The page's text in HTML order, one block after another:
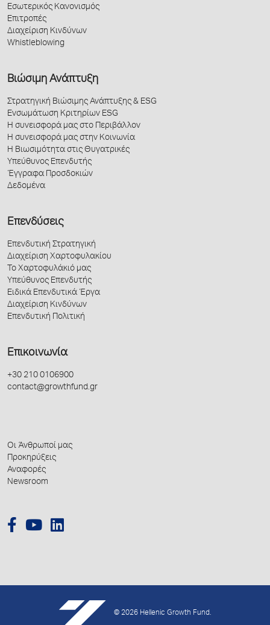
Εσωτερικός Κανονισμός
Επιτροπές
Διαχείριση Κινδύνων
Whistleblowing
Βιώσιμη Ανάπτυξη
Στρατηγική Βιώσιμης Ανάπτυξης & ESG
Ενσωμάτωση Κριτηρίων ESG
Η συνεισφορά μας στο Περιβάλλον
Η συνεισφορά μας στην Κοινωνία
Η Βιωσιμότητα στις Θυγατρικές
Υπεύθυνος Επενδυτής
Έγγραφα Προσδοκιών
Δεδομένα
Επενδύσεις
Επενδυτική Στρατηγική
Διαχείριση Χαρτοφυλακίου
Το Χαρτοφυλάκιό μας
Υπεύθυνος Επενδυτής
Ειδικά Επενδυτικά Έργα
Διαχείριση Κινδύνων
Επενδυτική Πολιτική
Επικοινωνία
+30 210 0106900
contact@growthfund.gr
Οι Άνθρωποί μας
Προκηρύξεις
Αναφορές
Newsroom
© 2026 Hellenic Growth Fund.